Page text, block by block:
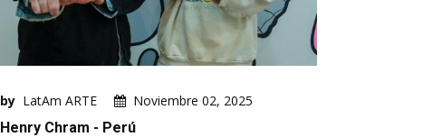
by LatAm ARTE
Noviembre 02, 2025
Henry Chram - Perú